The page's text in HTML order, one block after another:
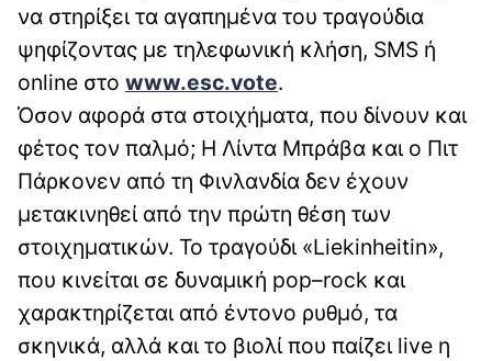
να στηρίξει τα αγαπημένα του τραγούδια
ψηφίζοντας με τηλεφωνική κλήση, SMS ή
online στο www.esc.vote.
Όσον αφορά στα στοιχήματα, που δίνουν και
φέτος τον παλμό; Η Λίντα Μπράβα και ο Πιτ
Πάρκονεν από τη Φινλανδία δεν έχουν
μετακινηθεί από την πρώτη θέση των
στοιχηματικών. Το τραγούδι «Liekinheitin»,
που κινείται σε δυναμική pop–rock και
χαρακτηρίζεται από έντονο ρυθμό, τα
σκηνικά, αλλά και το βιολί που παίζει live η